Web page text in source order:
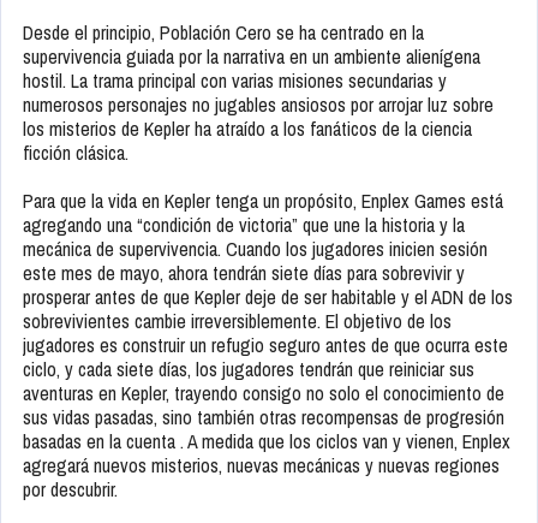
Desde el principio, Población Cero se ha centrado en la
supervivencia guiada por la narrativa en un ambiente alienígena
hostil. La trama principal con varias misiones secundarias y
numerosos personajes no jugables ansiosos por arrojar luz sobre
los misterios de Kepler ha atraído a los fanáticos de la ciencia
ficción clásica.
Para que la vida en Kepler tenga un propósito, Enplex Games está
agregando una “condición de victoria” que une la historia y la
mecánica de supervivencia. Cuando los jugadores inicien sesión
este mes de mayo, ahora tendrán siete días para sobrevivir y
prosperar antes de que Kepler deje de ser habitable y el ADN de los
sobrevivientes cambie irreversiblemente. El objetivo de los
jugadores es construir un refugio seguro antes de que ocurra este
ciclo, y cada siete días, los jugadores tendrán que reiniciar sus
aventuras en Kepler, trayendo consigo no solo el conocimiento de
sus vidas pasadas, sino también otras recompensas de progresión
basadas en la cuenta . A medida que los ciclos van y vienen, Enplex
agregará nuevos misterios, nuevas mecánicas y nuevas regiones
por descubrir.